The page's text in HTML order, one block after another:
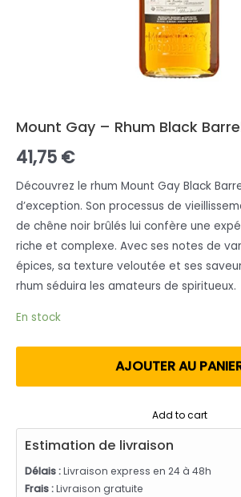
Mount Gay – Rhum Black
41,75 €
Découvrez le rhum Mount Gay Black
d’exception. Son processus de
de chêne noir brûlés lui confère une
riche et complexe. Avec ses notes de
épices, sa texture veloutée et ses
rhum séduira les amateurs de spiritueux.
En stock
AJOUTER AU
Add to cart
Estimation de livraison
Délais :Livraison express en 24 à 48h
Frais :Livraison gratuite